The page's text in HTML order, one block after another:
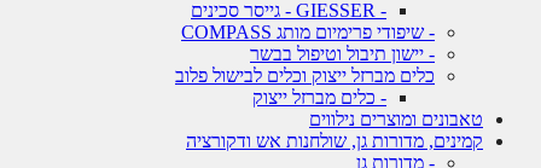
- שיפודי פרימיום מותג COMPASS
- יישון תיבול וטיפול בבשר
כלים מברזל ייצוק וכלים לבישול פלוב
- כלים מברזל ייצוק
טאבונים ומוצרים נילווים
קמינים, מדורות גן, שולחנות אש ודקורציה
- מדורות גן